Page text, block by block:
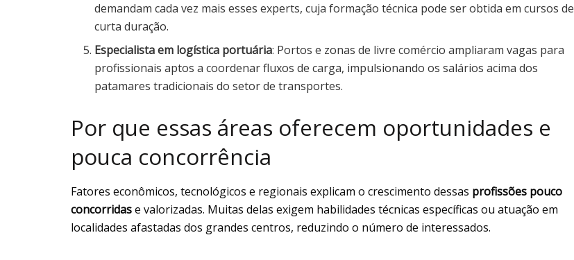
demandam cada vez mais esses experts, cuja formação técnica pode ser obtida em cursos de
curta duração.
Especialista em logística portuária: Portos e zonas de livre comércio ampliaram vagas para
profissionais aptos a coordenar fluxos de carga, impulsionando os salários acima dos
patamares tradicionais do setor de transportes.
Por que essas áreas oferecem oportunidades e
pouca concorrência
Fatores econômicos, tecnológicos e regionais explicam o crescimento dessas profissões pouco
concorridase valorizadas. Muitas delas exigem habilidades técnicas específicas ou atuação em
localidades afastadas dos grandes centros, reduzindo o número de interessados.